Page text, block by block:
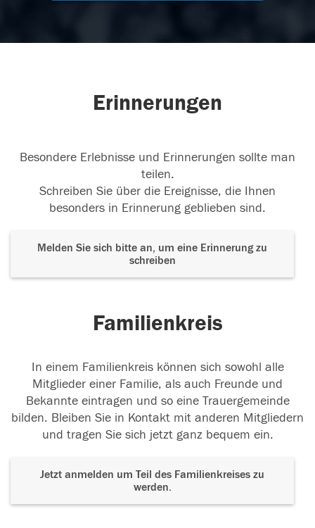
Erinnerungen
Besondere Erlebnisse und Erinnerungen sollte man
teilen.
Schreiben Sie über die Ereignisse, die Ihnen
besonders in Erinnerung geblieben sind.
Melden Sie sich bitte an, um eine Erinnerung zu
schreiben
Familienkreis
In einem Familienkreis können sich sowohl alle
Mitglieder einer Familie, als auch Freunde und
Bekannte eintragen und so eine Trauergemeinde
bilden. Bleiben Sie in Kontakt mit anderen Mitgliedern
und tragen Sie sich jetzt ganz bequem ein.
Jetzt anmelden um Teil des Familienkreises zu
werden.